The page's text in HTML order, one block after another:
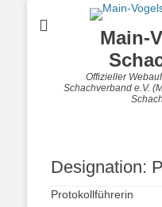
Main-
Offizieller
Schachverband e.V.
Designation:
Protokollführerin